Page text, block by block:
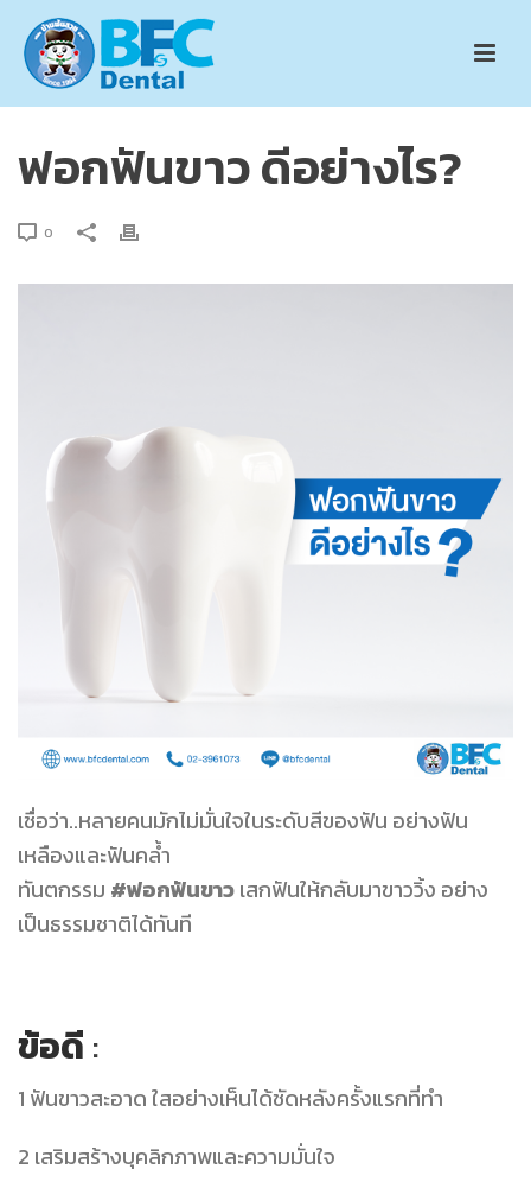
ฟอกฟันขาว ดีอย่างไร?
0
เชื่อว่า..หลายคนมักไม่มั่นใจในระดับสีของฟัน อย่างฟัน
เหลืองและฟันคล้ำ
ทันตกรรม #ฟอกฟันขาวเสกฟันให้กลับมาขาววิ้ง อย่าง
เป็นธรรมชาติได้ทันที
ข้อดี :
1 ฟันขาวสะอาด ใสอย่างเห็นได้ชัดหลังครั้งแรกที่ทำ
2 เสริมสร้างบุคลิกภาพและความมั่นใจ